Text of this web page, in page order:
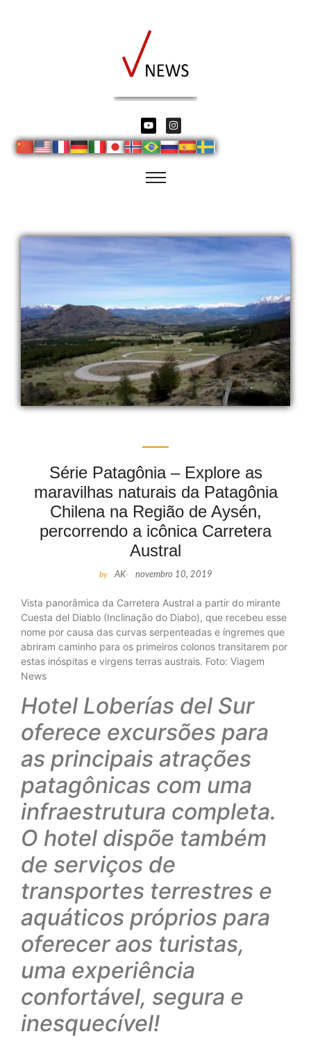
Série Patagônia – Explore as
maravilhas naturais da Patagônia
Chilena na Região de Aysén,
percorrendo a icônica Carretera
Austral
by AK- novembro 10, 2019
Vista panorâmica da Carretera Austral a partir do mirante
Cuesta del Diablo (Inclinação do Diabo), que recebeu esse
nome por causa das curvas serpenteadas e íngremes que
abriram caminho para os primeiros colonos transitarem por
estas inóspitas e virgens terras austrais. Foto: Viagem
News
Hotel Loberías del Sur
oferece excursões para
as principais atrações
patagônicas com uma
infraestrutura completa.
O hotel dispõe também
de serviços de
transportes terrestres e
aquáticos próprios para
oferecer aos turistas,
uma experiência
confortável, segura e
inesquecível!